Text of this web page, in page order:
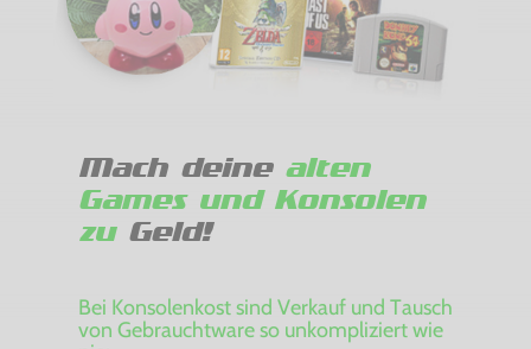
Mach deine alten
Games und Konsolen
zuGeld!
Bei Konsolenkost sind Verkauf und Tausch
von Gebrauchtware so unkompliziert wie